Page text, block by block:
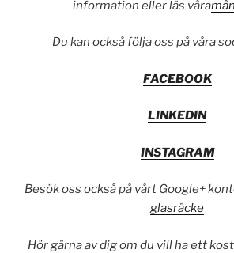
information eller läs våra
Du kan också följa oss på våra
FACEBOOK
LINKEDIN
INSTAGRAM
Besök oss också på vårt Google+
glasräcke
Hör gärna av dig om du vill ha ett